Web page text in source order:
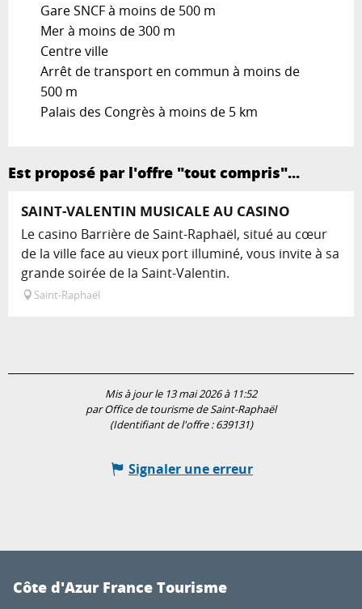
Gare SNCF à moins de 500 m
Mer à moins de 300 m
Centre ville
Arrêt de transport en commun à moins de
500 m
Palais des Congrès à moins de 5 km
Est proposé par l'offre "tout compris"...
SAINT-VALENTIN MUSICALE AU CASINO
Le casino Barrière de Saint-Raphaël, situé au cœur
de la ville face au vieux port illuminé, vous invite à sa
grande soirée de la Saint-Valentin.
Saint-Raphaël
Mis à jour le 13 mai 2026 à 11:52
par Office de tourisme de Saint-Raphaël
(Identifiant de l'offre :639131)
Signaler une erreur
Côte d'Azur France Tourisme